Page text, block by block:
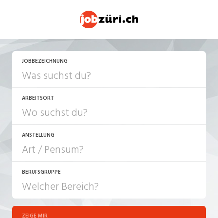
JOBBEZEICHNUNG
ARBEITSORT
ANSTELLUNG
JOB-TYP
Festanstellung
BERUFSGRUPPE
ZEIGE MIR